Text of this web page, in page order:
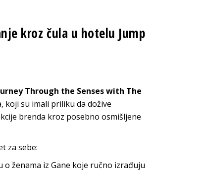
kroz čula u hotelu Jump
Through the Senses with The
koji su imali priliku da dožive
brenda kroz posebno osmišljene
za sebe:
ženama iz Gane koje ručno izrađuju